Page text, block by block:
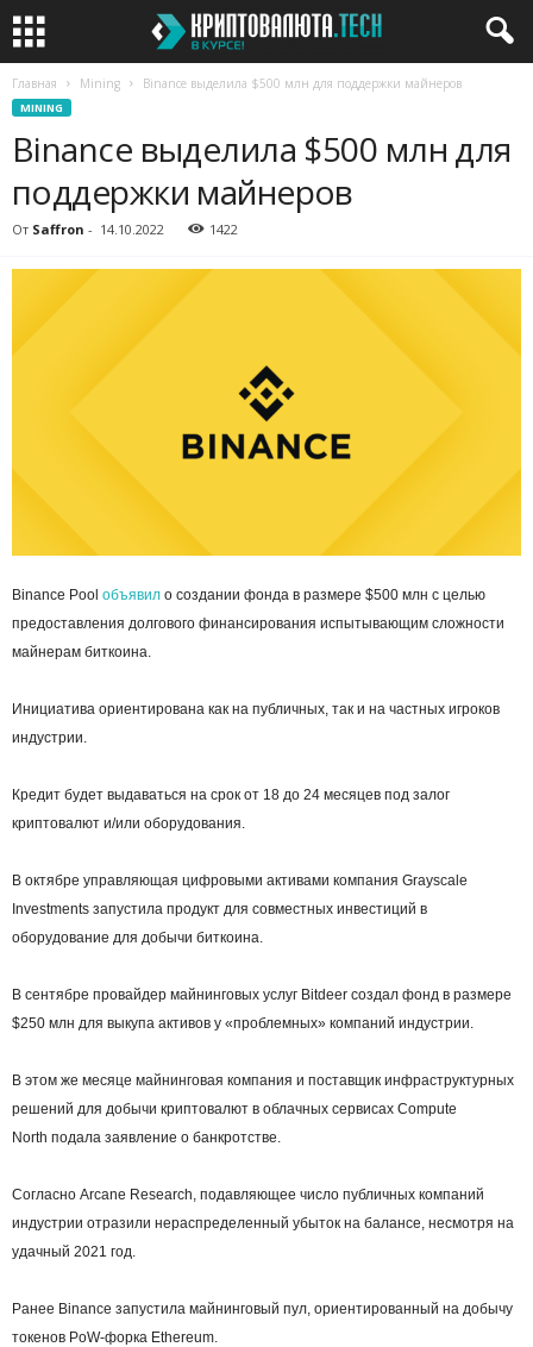
Главная Mining Binance выделила $500 млн для поддержки майнеров
MINING
Binance выделила $500 млн для
поддержки майнеров
От Saffron - 14.10.2022 1422
Binance Pool объявил о создании фонда в размере $500 млн с целью
предоставления долгового финансирования испытывающим сложности
майнерам биткоина.
Инициатива ориентирована как на публичных, так и на частных игроков
индустрии.
Кредит будет выдаваться на срок от 18 до 24 месяцев под залог
криптовалют и/или оборудования.
В октябре управляющая цифровыми активами компания Grayscale
Investments запустила продукт для совместных инвестиций в
оборудование для добычи биткоина.
В сентябре провайдер майнинговых услуг Bitdeer создал фонд в размере
$250 млн для выкупа активов у «проблемных» компаний индустрии.
В этом же месяце майнинговая компания и поставщик инфраструктурных
решений для добычи криптовалют в облачных сервисах Compute
North подала заявление о банкротстве.
Согласно Arcane Research, подавляющее число публичных компаний
индустрии отразили нераспределенный убыток на балансе, несмотря на
удачный 2021 год.
Ранее Binance запустила майнинговый пул, ориентированный на добычу
токенов PoW-форка Ethereum.